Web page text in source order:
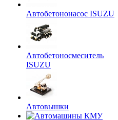
Автобетононасос ISUZU
Автобетоносмеситель
ISUZU
Автовышки